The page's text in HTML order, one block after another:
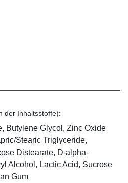
der Inhaltsstoffe):
Butylene Glycol, Zinc Oxide
Stearic Triglyceride,
Distearate, D-alpha-
Alcohol, Lactic Acid, Sucrose
Gum